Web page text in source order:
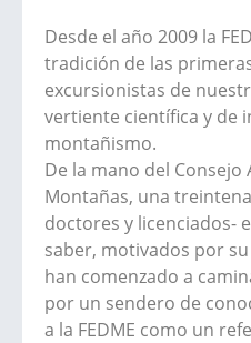
Desde el año 2009 la
tradición de las
excursionistas de
vertiente científica y de
montañismo.
De la mano del Consejo
Montañas, una
doctores y licenciados-
saber, motivados por
han comenzado a
por un sendero de
a la FEDME como un